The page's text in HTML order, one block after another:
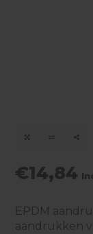
€14,84
EPDM
aandrukken